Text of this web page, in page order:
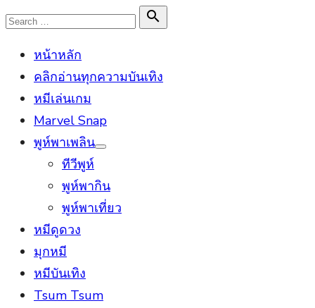
Skip
content
Search

Search
หน้าหลัก
คลิกอ่านทุกความบันเทิง
หมีเล่นเกม
Marvel Snap
พูห์พาเพลิน
Show
ทีวีพูห์
พูห์พากิน
พูห์พาเที่ยว
หมีดูดวง
มุกหมี
หมีบันเทิง
Tsum Tsum